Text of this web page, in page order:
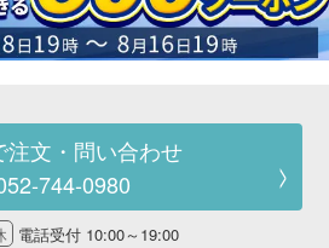
注文・問い合わせ
744-0980
電話受付 10:00～19:00